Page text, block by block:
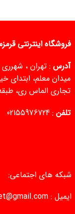
فروشگاه
آدرس : تهران ،
میدان معلم، ابتدای
تجاری الماس ری، طبقه
تلفن :
02155976724
شبکه های اجتماعی:
ایمیل :